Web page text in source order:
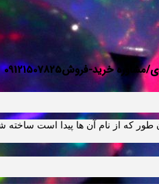
خرید-فروش09121507825
كه از نام آن ها پيدا است